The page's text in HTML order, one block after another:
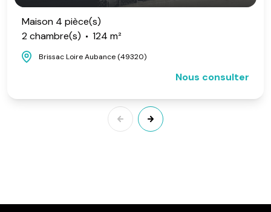
Maison 4 pièce(s)
2 chambre(s)
124 m²
Brissac Loire Aubance (49320)
Nous consulter